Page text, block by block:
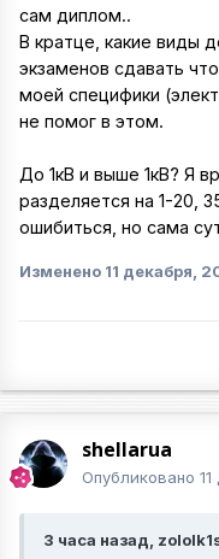
сам диплом..
В кратце, какие виды
экзаменов сдавать
моей специфики
не помог в этом.
До 1кВ и выше 1кВ? Я
разделяется на 1-20,
ошибиться, но сама
Изменено 11 декабря,
shellarua
Опубликовано
3 часа назад,